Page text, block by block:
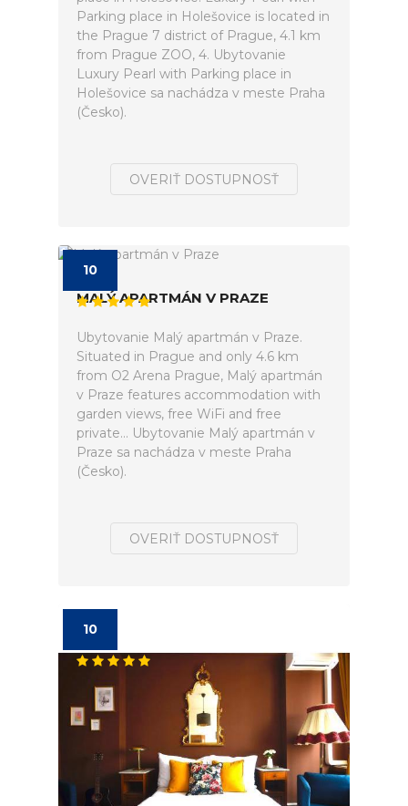
Parking place in Holešovice is located in
the Prague 7 district of Prague, 4.1 km
from Prague ZOO, 4. Ubytovanie
Luxury Pearl with Parking place in
Holešovice sa nachádza v meste Praha
(Česko).
OVERIŤ DOSTUPNOSŤ
10
MALÝ APARTMÁN V PRAZE
Ubytovanie Malý apartmán v Praze.
Situated in Prague and only 4.6 km
from O2 Arena Prague, Malý apartmán
v Praze features accommodation with
garden views, free WiFi and free
private... Ubytovanie Malý apartmán v
Praze sa nachádza v meste Praha
(Česko).
OVERIŤ DOSTUPNOSŤ
10